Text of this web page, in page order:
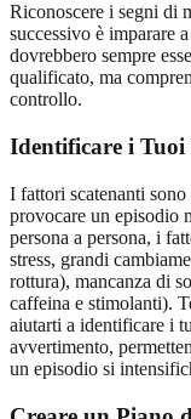
Riconoscere i segni di
successivo è imparare
dovrebbero sempre
qualificato, ma
controllo.
Identificare i Tuoi
I fattori scatenanti
provocare un episodio
persona a persona, i
stress, grandi
rottura), mancanza di
caffeina e stimolanti).
aiutarti a identificare i
avvertimento,
un episodio si